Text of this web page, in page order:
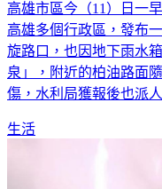
高雄市區今（11）日一
高雄多個行政區，發布
旋路口，也因地下雨水
泉」，附近的柏油路面
傷，水利局獲報後也派
生活